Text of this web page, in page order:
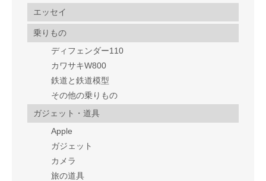
エッセイ
乗りもの
ディフェンダー110
カワサキW800
鉄道と鉄道模型
その他の乗りもの
ガジェット・道具
Apple
ガジェット
カメラ
旅の道具